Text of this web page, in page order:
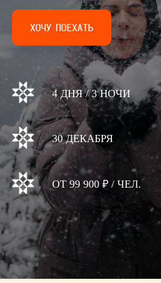
ХОЧУ ПОЕХАТЬ
4 ДНЯ / 3 НОЧИ
30 ДЕКАБРЯ
ОТ 99 900 ₽ / ЧЕЛ.